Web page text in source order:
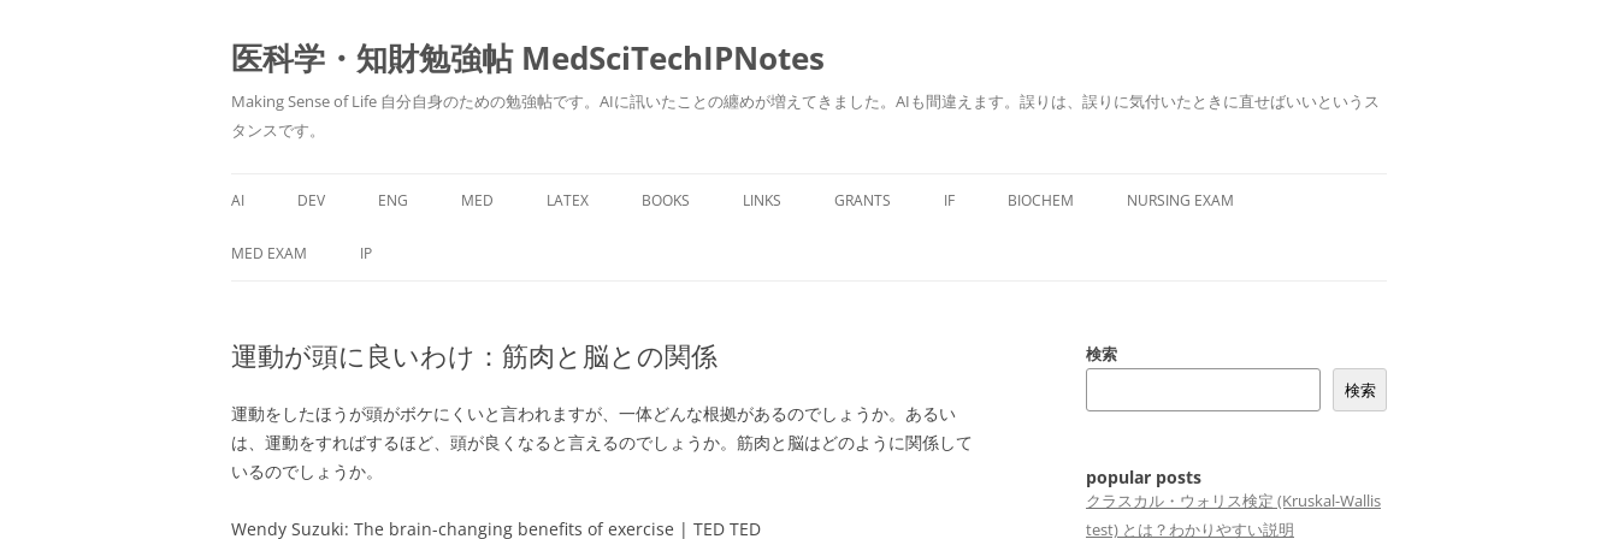
医科学・知財勉強帖 MedSciTechIPNotes
Making Sense of Life 自分自身のための勉強帖です。AIに訊いたことの纏めが増えてきました。AIも間違えます。誤りは、誤りに気付いたときに直せばいいというス
タンスです。
AI DEV ENG MED LATEX BOOKS LINKS GRANTS IF BIOCHEM NURSING EXAM
MED EXAM IP
運動が頭に良いわけ：筋肉と脳との関係
運動をしたほうが頭がボケにくいと言われますが、一体どんな根拠があるのでしょうか。あるい
は、運動をすればするほど、頭が良くなると言えるのでしょうか。筋肉と脳はどのように関係して
いるのでしょうか。
Wendy Suzuki: The brain-changing benefits of exercise | TED TED
検索
検索
popular posts
クラスカル・ウォリス検定 (Kruskal-Wallis
test) とは？わかりやすい説明